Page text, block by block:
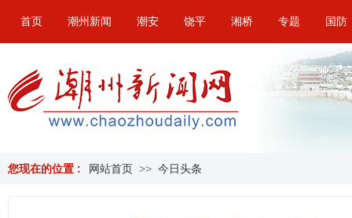
首页 潮州新闻 潮安 饶平 湘桥 专题 国防
您现在的位置 : 网站首页 >> 今日头条